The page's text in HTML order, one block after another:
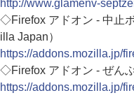
http://www.glamenv-
◇Firefox アドオン - 中止
illa Japan）
https://addons.mozilla.jp/
◇Firefox アドオン - ぜん
https://addons.mozilla.jp/